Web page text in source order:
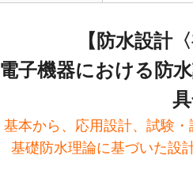
【防水設計
電子機器における防
基本から、応用設計、試験
基礎防水理論に基づいた